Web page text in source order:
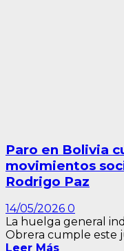
Paro en Bolivia
movimientos
Rodrigo Paz
14/05/2026 0
La huelga general
Obrera cumple este
Leer Más